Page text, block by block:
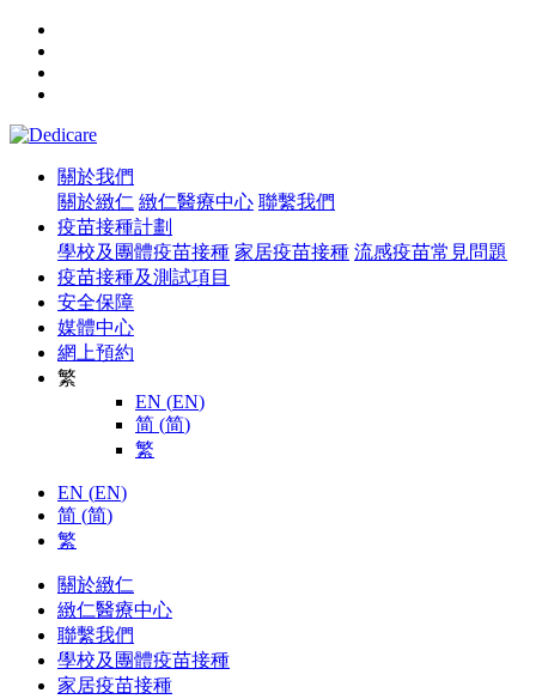
關於我們
關於緻仁 緻仁醫療中心 聯繫我們
疫苗接種計劃
學校及團體疫苗接種 家居疫苗接種 流感疫苗常見問題
疫苗接種及測試項目
安全保障
媒體中心
網上預約
繁
EN (EN)
简 (简)
繁
EN (EN)
简 (简)
繁
關於緻仁
緻仁醫療中心
聯繫我們
學校及團體疫苗接種
家居疫苗接種